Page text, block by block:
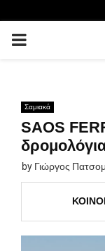
PRIMARY
Σαμιακά
SAOS
by Γιώργος